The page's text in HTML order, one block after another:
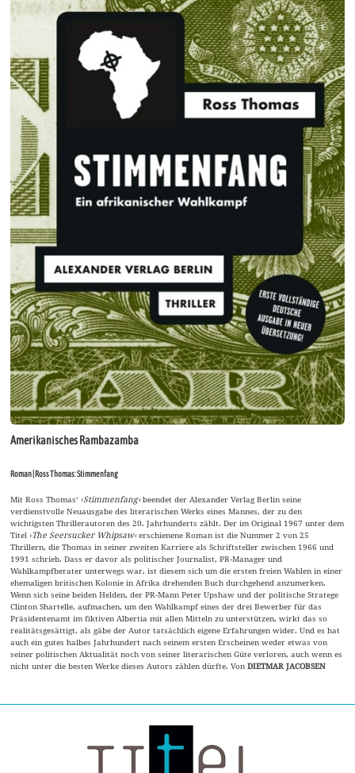
Amerikanisches Rambazamba
Roman | Ross Thomas: Stimmenfang
Mit Ross Thomas‘ ›Stimmenfang‹beendet der Alexander Verlag Berlin seine
verdienstvolle Neuausgabe des literarischen Werks eines Mannes, der zu den
wichtigsten Thrillerautoren des 20. Jahrhunderts zählt. Der im Original 1967 unter dem
Titel ›The Seersucker Whipsaw‹erschienene Roman ist die Nummer 2 von 25
Thrillern, die Thomas in seiner zweiten Karriere als Schriftsteller zwischen 1966 und
1991 schrieb. Dass er davor als politischer Journalist, PR-Manager und
Wahlkampfberater unterwegs war, ist diesem sich um die ersten freien Wahlen in einer
ehemaligen britischen Kolonie in Afrika drehenden Buch durchgehend anzumerken.
Wenn sich seine beiden Helden, der PR-Mann Peter Upshaw und der politische Stratege
Clinton Shartelle, aufmachen, um den Wahlkampf eines der drei Bewerber für das
Präsidentenamt im fiktiven Albertia mit allen Mitteln zu unterstützen, wirkt das so
realitätsgesättigt, als gäbe der Autor tatsächlich eigene Erfahrungen wider. Und es hat
auch ein gutes halbes Jahrhundert nach seinem ersten Erscheinen weder etwas von
seiner politischen Aktualität noch von seiner literarischen Güte verloren, auch wenn es
nicht unter die besten Werke dieses Autors zählen dürfte. VonDIETMAR JACOBSEN